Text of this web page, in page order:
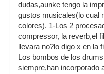
dudas,aunke tengo la
gustos musicales(lo cual
colores). 1-Los 2
compressor, la reverb,el
llevara no?lo digo x en la
Los bombos de los
siempre,han incorporado